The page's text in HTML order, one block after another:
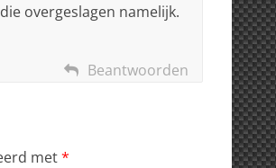
overgeslagen namelijk.
Beantwoorden
met*